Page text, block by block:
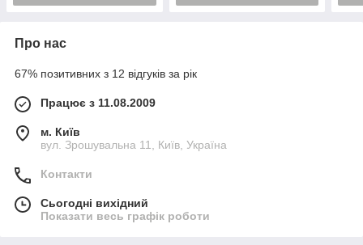
Про нас
67% позитивних з 12 відгуків за рік
Працює з 11.08.2009
м. Київ
вул. Зрошувальна 11, Київ, Україна
Контакти
Сьогодні вихідний
Показати весь графік роботи